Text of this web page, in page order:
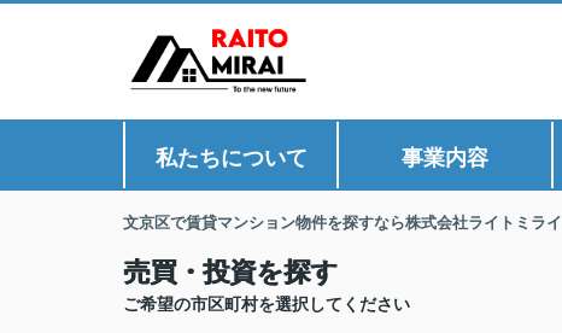
私たちについて 事業内容
文京区で賃貸マンション物件を探すなら株式会社ライトミライ
売買・投資を探す
ご希望の市区町村を選択してください